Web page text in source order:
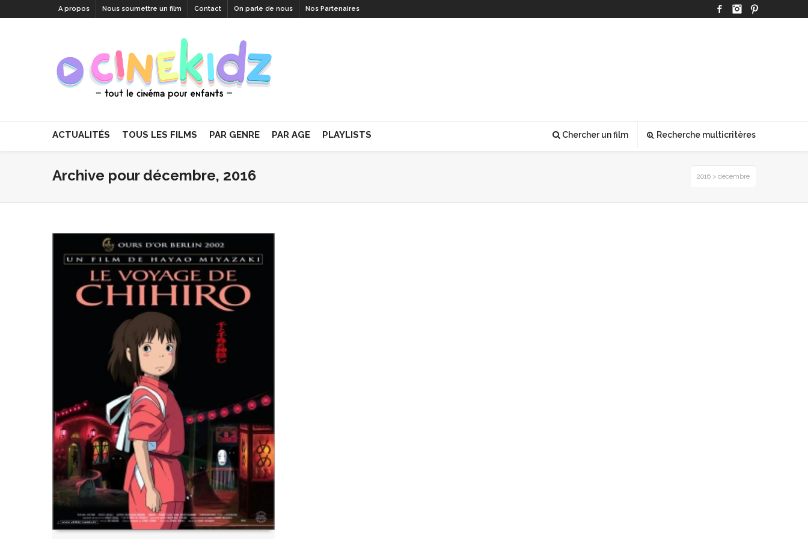
A propos Nous soumettre un film Contact On parle de nous Nos Partenaires FacebookInstagram
ACTUALITÉS TOUS LES FILMS PAR GENRE PAR AGE PLAYLISTS Chercher un film Recherche multicritères
Archive pour décembre, 2016 2016 > décembre